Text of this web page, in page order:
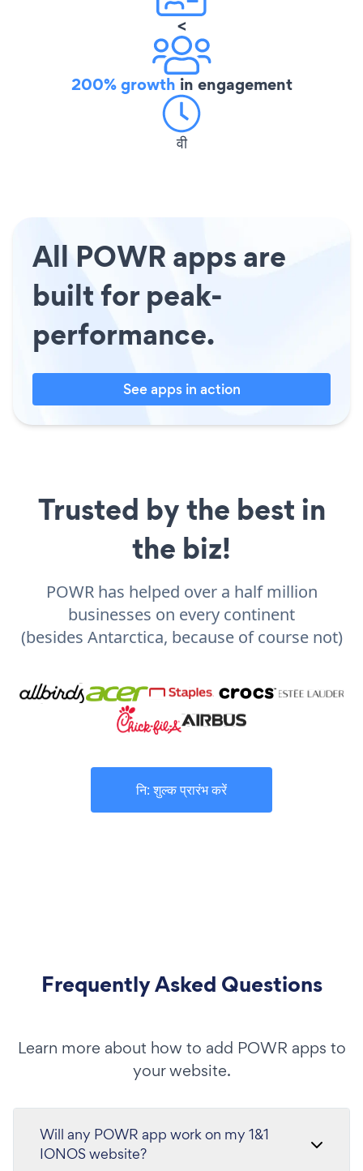
<
200% growth in engagement
वी
All POWR apps are
built for peak-
performance.
See apps in action
Trusted by the best in
the biz!
POWR has helped over a half million
businesses on every continent
(besides Antarctica, because of course not)
नि: शुल्क प्रारंभ करें
Frequently Asked Questions
Learn more about how to add POWR apps to
your website.
Will any POWR app work on my 1&1
IONOS website?